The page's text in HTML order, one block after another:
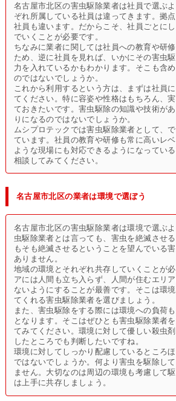
名古屋市北区の害虫駆除業者は社員で選ぶ
ぞれ所属している社員は違ってきます。拠
社員も違います。だからこそ、社員ごとに
でいくことが必要です。
ちなみに業者に関しては社員への教育や研
ため、逆に社員を見れば、いかにその害虫
力を入れているかもわかります。そこも含
のではないでしょうか。
これから利用するという方は、まずは社員
てください。特に容姿や性格はもちろん、
ておきたいです。害虫駆除の知識や技術が
りになるのではないでしょうか。
ムシプロテックでは害虫駆除業者として、
ています。社員の教育や研修も常に高いレ
ような現場にも対応できるようになってい
相談してみてください。
名古屋市北区の業者は環境で選ぼう
名古屋市北区の害虫駆除業者は環境で選ぶ
虫駆除業者とは言っても、害虫を絶滅させ
もそも絶滅させるということを望んでいる
ありません。
地域の環境とそれぞれ共存していくことが
アには人間も立ち入らず、人間が住むエリ
ないようにすることが最善です。そこは環
てくれる害虫駆除業者を選びましょう。
また、害虫駆除をする際には環境への負荷
となります。そこはぜひとも害虫駆除業者
てみてください。環境に対して優しい殺虫
したところでも判断したいですね。
環境に対してしっかり配慮しているところ
ではないでしょうか。何より害虫を駆除し
ません。大切なのは周辺の環境も考慮して
は上手に共存しましょう。